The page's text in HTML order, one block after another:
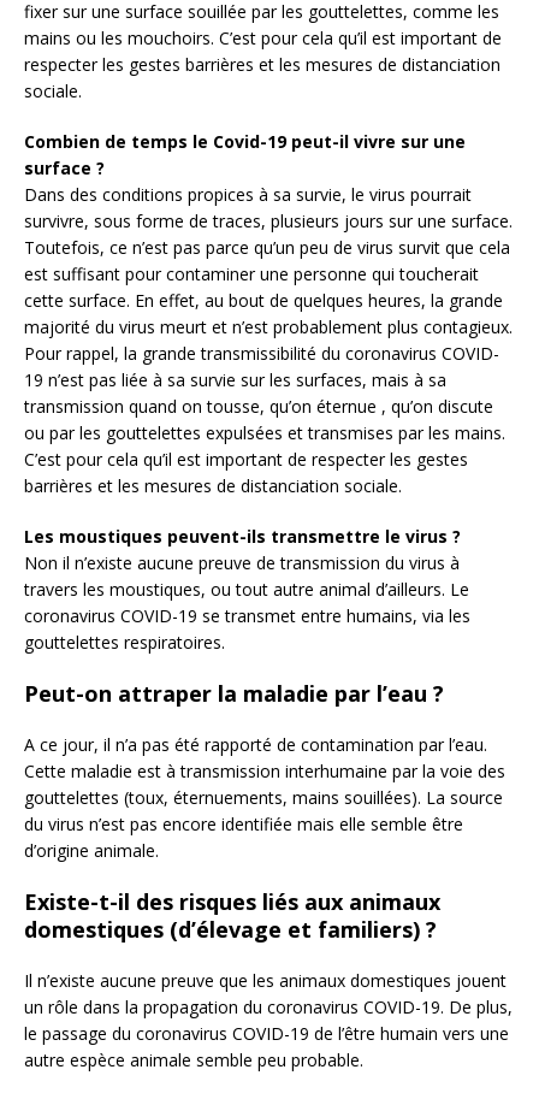
fixer sur une surface souillée par les gouttelettes, comme les
mains ou les mouchoirs. C’est pour cela qu’il est important de
respecter les gestes barrières et les mesures de distanciation
sociale.
Combien de temps le Covid-19 peut-il vivre sur une
surface ?
Dans des conditions propices à sa survie, le virus pourrait
survivre, sous forme de traces, plusieurs jours sur une surface.
Toutefois, ce n’est pas parce qu’un peu de virus survit que cela
est suffisant pour contaminer une personne qui toucherait
cette surface. En effet, au bout de quelques heures, la grande
majorité du virus meurt et n’est probablement plus contagieux.
Pour rappel, la grande transmissibilité du coronavirus COVID-
19 n’est pas liée à sa survie sur les surfaces, mais à sa
transmission quand on tousse, qu’on éternue , qu’on discute
ou par les gouttelettes expulsées et transmises par les mains.
C’est pour cela qu’il est important de respecter les gestes
barrières et les mesures de distanciation sociale.
Les moustiques peuvent-ils transmettre le virus ?
Non il n’existe aucune preuve de transmission du virus à
travers les moustiques, ou tout autre animal d’ailleurs. Le
coronavirus COVID-19 se transmet entre humains, via les
gouttelettes respiratoires.
Peut-on attraper la maladie par l’eau ?
A ce jour, il n’a pas été rapporté de contamination par l’eau.
Cette maladie est à transmission interhumaine par la voie des
gouttelettes (toux, éternuements, mains souillées). La source
du virus n’est pas encore identifiée mais elle semble être
d’origine animale.
Existe-t-il des risques liés aux animaux
domestiques (d’élevage et familiers) ?
Il n’existe aucune preuve que les animaux domestiques jouent
un rôle dans la propagation du coronavirus COVID-19. De plus,
le passage du coronavirus COVID-19 de l’être humain vers une
autre espèce animale semble peu probable.